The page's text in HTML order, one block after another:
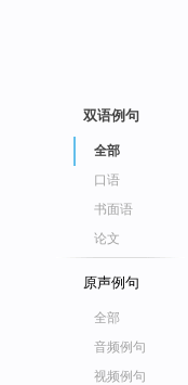
双语例句
全部
口语
书面语
论文
原声例句
全部
音频例句
视频例句